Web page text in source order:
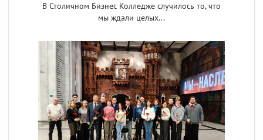
В Столичном Бизнес Колледже случилось то, что
мы ждали целых...